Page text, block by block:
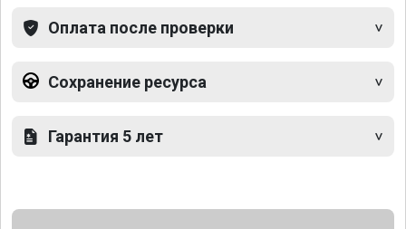
Оплата после проверки
Сохранение ресурса
Гарантия 5 лет